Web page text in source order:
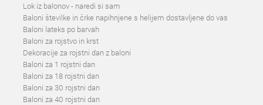
Lok iz balonov - naredi si sam
Baloni številke in črke napihnjene s helijem dostavljene do vas
Baloni lateks po barvah
Baloni za rojstvo in krst
Dekoracije za rojstni dan z baloni
Baloni za 1 rojstni dan
Baloni za 18 rojstni dan
Baloni za 30 rojstni dan
Baloni za 40 rojstni dan